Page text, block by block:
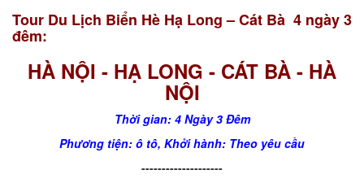
Tour Du Lịch Biển Hè Hạ Long – Cát Bà 4 ngày 3
đêm:
HÀ NỘI - HẠ LONG - CÁT BÀ - HÀ
NỘI
Thời gian: 4 Ngày 3 Đêm
Phương tiện: ô tô, Khởi hành: Theo yêu cầu
--------------------